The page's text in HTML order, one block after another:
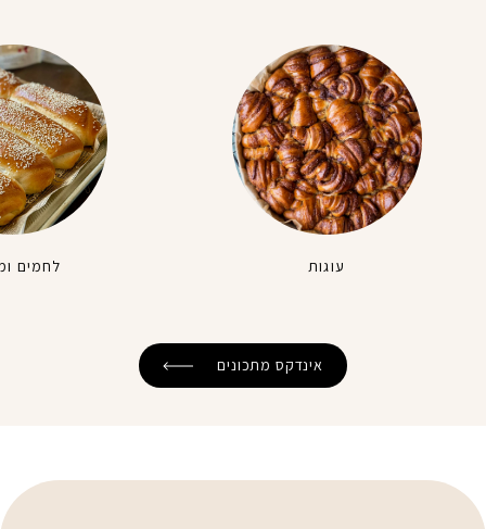
עוגות לחמים
אינדקס מתכונים